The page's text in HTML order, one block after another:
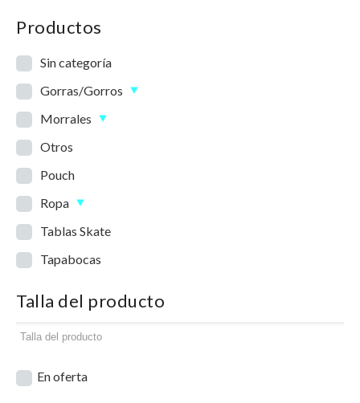
Productos
Sin categoría
Gorras/Gorros
Morrales
Otros
Pouch
Ropa
Tablas Skate
Tapabocas
Talla del producto
En oferta